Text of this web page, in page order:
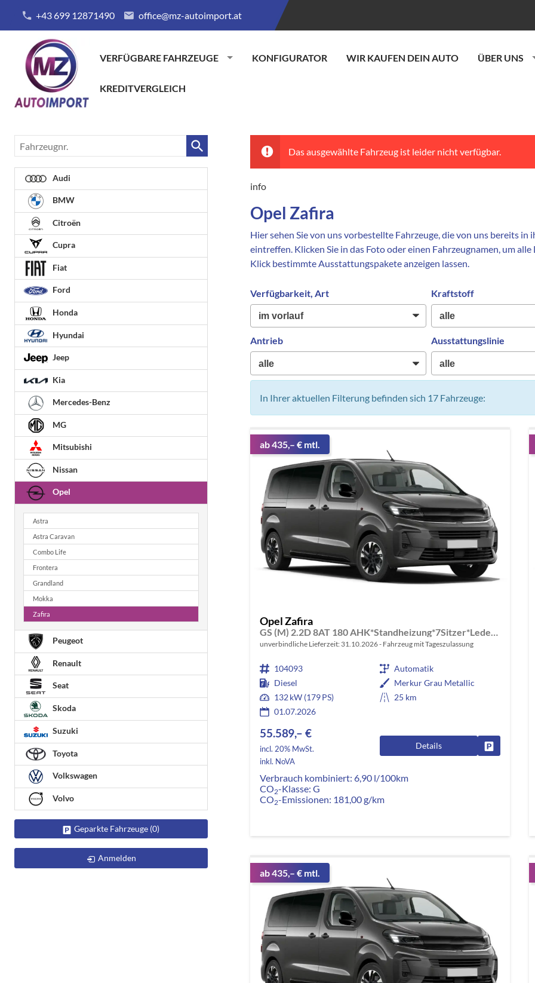
+43 699 12871490 office@mz-autoimport.at
VERFÜGBARE FAHRZEUGE KONFIGURATOR WIR KAUFEN DEIN AUTO ÜBER UNS
KREDITVERGLEICH
Das ausgewählte Fahrzeug ist leider nicht verfügbar.
info
Opel Zafira
Hier sehen Sie von uns vorbestellte Fahrzeuge, die von uns bereits
eintreffen. Klicken Sie in das Foto oder einen Fahrzeugnamen, um
Klick bestimmte Ausstattungspakete anzeigen lassen.
Verfügbarkeit, Art Kraftstoff
Antrieb Ausstattungslinie
In Ihrer aktuellen Filterung befinden sich 17 Fahrzeuge:
ab 435,– € mtl.
Opel Zafira
GS (M) 2.2D 8AT 180 AHK*Standheizung*7Sitzer*Leder*Android Auto*Navi*SHZ*Kamera
unverbindliche Lieferzeit: 31.10.2026 Fahrzeug mit Tageszulassung
104093
Automatik
Diesel
Merkur Grau Metallic
132 kW (179 PS)
25 km
01.07.2026
55.589,– €
incl. 20% MwSt.
inkl. NoVA
Details Fahrzeug
Verbrauch kombiniert: 6,90 l/100km
CO2-Klasse: G
CO2-Emissionen: 181,00 g/km
ab 435,– € mtl.
Fahrzeugnr.
Audi
BMW
Citroën
Cupra
Fiat
Ford
Honda
Hyundai
Jeep
Kia
Mercedes-Benz
MG
Mitsubishi
Nissan
Opel
Astra
Astra Caravan
Combo Life
Frontera
Grandland
Mokka
Zafira
Peugeot
Renault
Seat
Skoda
Suzuki
Toyota
Volkswagen
Volvo
Geparkte Fahrzeuge (0)
Anmelden